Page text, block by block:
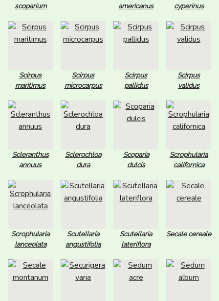
scoparium
americanus
cyperinus
Scirpus
maritimus
Scirpus
microcarpus
Scirpus
pallidus
Scirpus
validus
Scleranthus
annuus
Sclerochloa
dura
Scoparia
dulcis
Scrophularia
californica
Scrophularia
lanceolata
Scutellaria
angustifolia
Scutellaria
lateriflora
Secale cereale